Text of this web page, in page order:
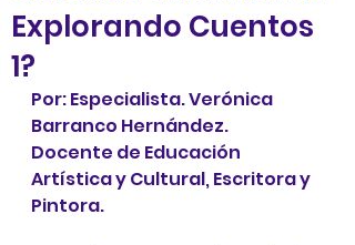
Explorando Cuentos
1?
Por: Especialista. Verónica
Barranco Hernández.
Docente de Educación
Artística y Cultural, Escritora y
Pintora.